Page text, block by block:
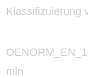
Klassifizuierung
min